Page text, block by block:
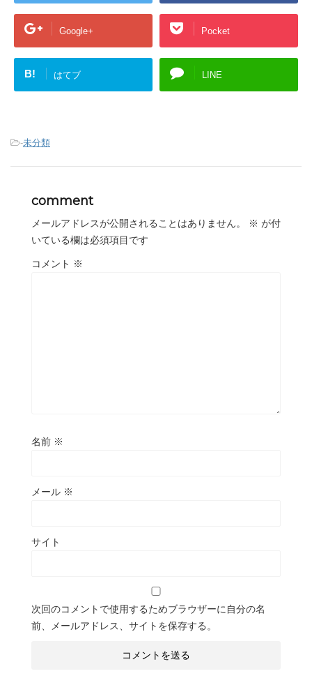
Google+ Pocket
B! はてブ LINE
-未分類
comment
メールアドレスが公開されることはありません。 ※ が付
いている欄は必須項目です
コメント ※
名前 ※
メール ※
サイト
次回のコメントで使用するためブラウザーに自分の名
前、メールアドレス、サイトを保存する。